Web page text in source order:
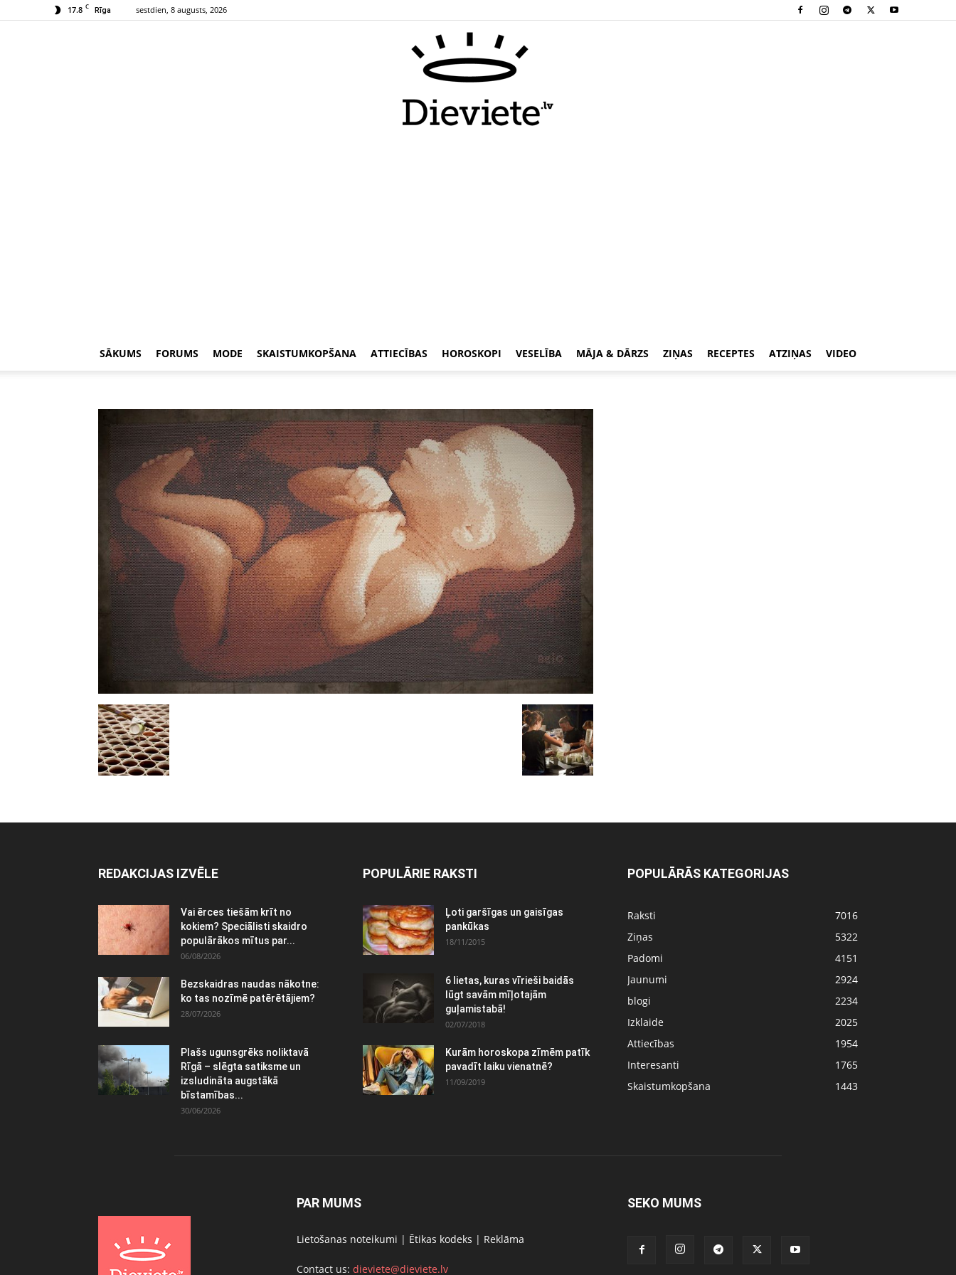
17.8 C Rīga sestdien, 8 augusts, 2026
SĀKUMS FORUMS MODE SKAISTUMKOPŠANA ATTIECĪBAS HOROSKOPI VESELĪBA MĀJA & DĀRZS ZIŅAS RECEPTES ATZIŅAS VIDEO
REDAKCIJAS IZVĒLE
Vai ērces tiešām krīt no
kokiem? Speciālisti skaidro
populārākos mītus par...
06/08/2026
Bezskaidras naudas nākotne:
ko tas nozīmē patērētājiem?
28/07/2026
Plašs ugunsgrēks noliktavā
Rīgā – slēgta satiksme un
izsludināta augstākā
bīstamības...
30/06/2026
POPULĀRIE RAKSTI
Ļoti garšīgas un gaisīgas
pankūkas
18/11/2015
6 lietas, kuras vīrieši baidās
lūgt savām mīļotajām
guļamistabā!
02/07/2018
Kurām horoskopa zīmēm patīk
pavadīt laiku vienatnē?
11/09/2019
POPULĀRĀS KATEGORIJAS
Raksti
7016
Ziņas
5322
Padomi
4151
Jaunumi
2924
blogi
2234
Izklaide
2025
Attiecības
1954
Interesanti
1765
Skaistumkopšana
1443
PAR MUMS
Lietošanas noteikumi | Ētikas kodeks | Reklāma
Contact us: dieviete@dieviete.lv
SEKO MUMS